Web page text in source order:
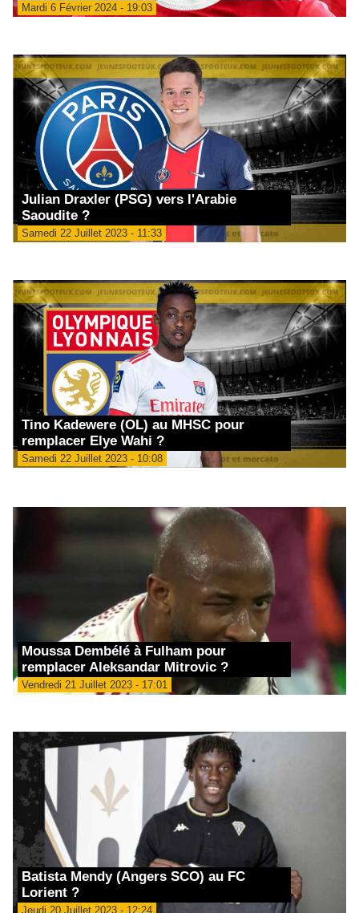
Mardi 6 Février 2024 - 19:03
Julian Draxler (PSG) vers l'Arabie
Saoudite ?
Samedi 22 Juillet 2023 - 11:33
Tino Kadewere (OL) au MHSC pour
remplacer Elye Wahi ?
Samedi 22 Juillet 2023 - 10:08
Moussa Dembélé à Fulham pour
remplacer Aleksandar Mitrovic ?
Vendredi 21 Juillet 2023 - 17:01
Batista Mendy (Angers SCO) au FC
Lorient ?
Jeudi 20 Juillet 2023 - 12:24